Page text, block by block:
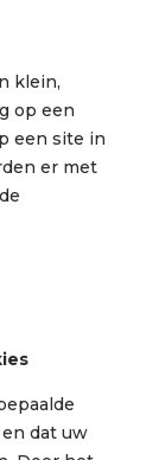
klein,
op een
een site in
er met
dat uw